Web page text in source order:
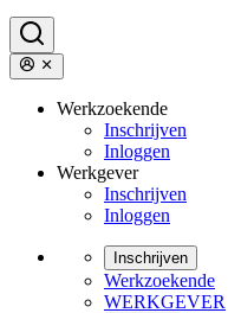
Werkzoekende
Inschrijven
Inloggen
Werkgever
Inschrijven
Inloggen
Inschrijven
Werkzoekende
WERKGEVER